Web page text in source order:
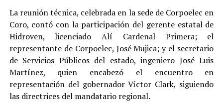
La reunión técnica, celebrada en la sede de Corpoelec en
Coro, contó con la participación del gerente estatal de
Hidroven, licenciado Alí Cardenal Primera; el
representante de Corpoelec, José Mujica; y el secretario
de Servicios Públicos del estado, ingeniero José Luis
Martínez, quien encabezó el encuentro en
representación del gobernador Víctor Clark, siguiendo
las directrices del mandatario regional.